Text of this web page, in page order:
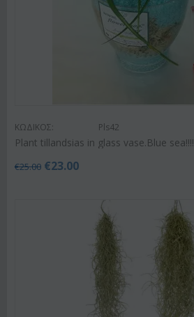
ΚΩΔΙΚΟΣ: Pls42
Plant tillandsias in glass vase.Blue sea!!!!
€25.00 €23.00